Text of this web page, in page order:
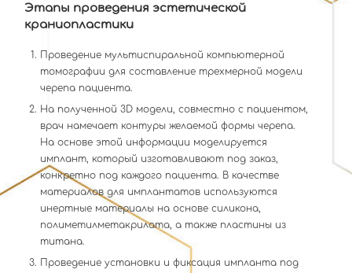
Этапы проведения эстетической
краниопластики
Проведение мультиспиральной компьютерной
томографии для составление трехмерной модели
черепа пациента.
На полученной 3D модели, совместно с пациентом,
врач намечает контуры желаемой формы черепа.
На основе этой информации моделируется
имплант, который изготавливают под заказ,
конкретно под каждого пациента. В качестве
материалов для имплантатов используются
инертные материалы на основе силикона,
полиметилметакрилата, а также пластины из
титана.
Проведение установки и фиксация импланта под